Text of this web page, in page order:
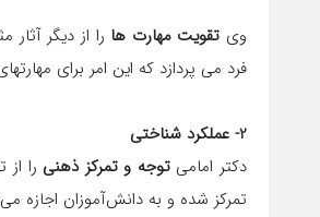
وی تقویت مهارت ها را از دیگر
فرد می پردازد که این امر برای
2- عملکرد شناختی
دکتر امامیتوجه و تمرکز ذهنی را
تمرکز شده و به دانش‌آموزان اجازه